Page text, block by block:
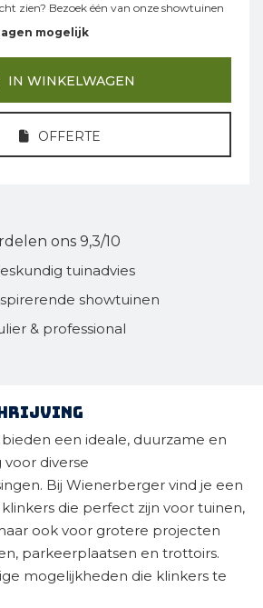
zien? Bezoek één van onze showtuinen
mogelijk
IN WINKELWAGEN
OFFERTE
ons 9,3/10
tuinadvies
showtuinen
& professional
een ideale, duurzame en
voor diverse
Bij Wienerberger vind je een
die perfect zijn voor tuinen,
ook voor grotere projecten
parkeerplaatsen en trottoirs.
mogelijkheden die klinkers te